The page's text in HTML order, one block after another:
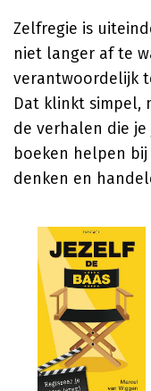
Zelfregie is
niet langer af te
verantwoordelijk
Dat klinkt simpel,
de verhalen die
boeken helpen
denken en